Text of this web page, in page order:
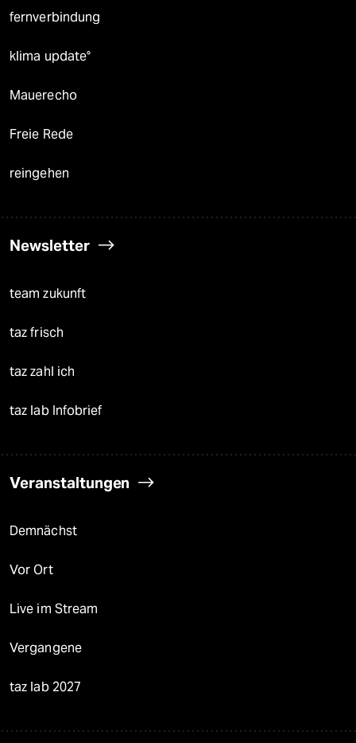
fernverbindung
klima update°
Mauerecho
Freie Rede
reingehen
Newsletter
team zukunft
taz frisch
taz zahl ich
taz lab Infobrief
Veranstaltungen
Demnächst
Vor Ort
Live im Stream
Vergangene
taz lab 2027